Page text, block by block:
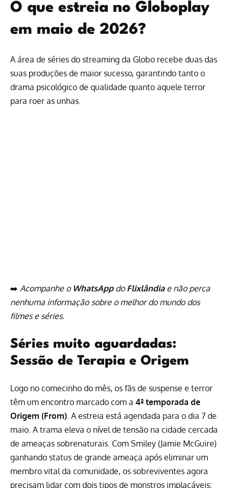
O que estreia no Globoplay
em maio de 2026?
A área de séries do streaming da Globo recebe duas das
suas produções de maior sucesso, garantindo tanto o
drama psicológico de qualidade quanto aquele terror
para roer as unhas.
➡️ Acompanhe o WhatsAppdo Flixlândiae não perca
nenhuma informação sobre o melhor do mundo dos
filmes e séries.
Séries muito aguardadas:
Sessão de Terapia e Origem
Logo no comecinho do mês, os fãs de suspense e terror
têm um encontro marcado com a 4ª temporada de
Origem (From) . A estreia está agendada para o dia 7 de
maio. A trama eleva o nível de tensão na cidade cercada
de ameaças sobrenaturais. Com Smiley (Jamie McGuire)
ganhando status de grande ameaça após eliminar um
membro vital da comunidade, os sobreviventes agora
precisam lidar com dois tipos de monstros implacáveis: